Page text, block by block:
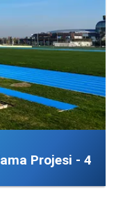
Projesi - 4